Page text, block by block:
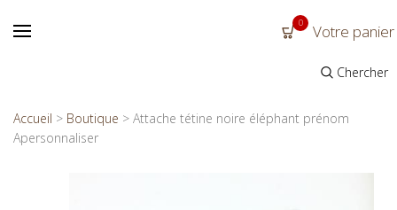
0 Votre panier
Chercher
Accueil > Boutique > Attache tétine noire éléphant prénom
Apersonnaliser